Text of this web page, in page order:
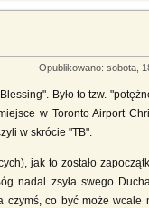
Opublikowano: sobota,
Było to tzw.
w Toronto Airport
w skrócie "TB".
jak to zostało
nadal zsyła swego
czymś, co być może